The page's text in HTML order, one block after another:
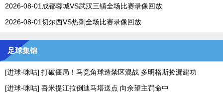
2026-08-01成都蓉城VS武汉三镇全场比赛录像回放
2026-08-01切尔西VS热刺全场比赛录像回放
足球集锦
[进球-咪咕] 打破僵局！马竞角球造禁区混战 多明格斯捡漏建功
[进球-咪咕] 吾米提江拉倒迪马塔送点 向余望主罚命中